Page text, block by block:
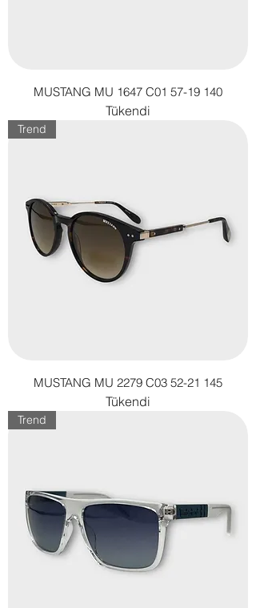
MUSTANG MU 1647 C01 57-19 140
Tükendi
Trend
MUSTANG MU 2279 C03 52-21 145
Tükendi
Trend